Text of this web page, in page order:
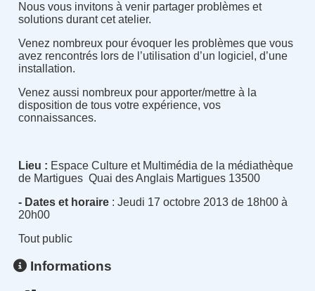
Nous vous invitons à venir partager problèmes et
solutions durant cet atelier.
Venez nombreux pour évoquer les problèmes que vous
avez rencontrés lors de l’utilisation d’un logiciel, d’une
installation.
Venez aussi nombreux pour apporter/mettre à la
disposition de tous votre expérience, vos
connaissances.
Lieu : Espace Culture et Multimédia de la médiathèque
de Martigues Quai des Anglais Martigues 13500
- Dates et horaire: Jeudi 17 octobre 2013 de 18h00 à
20h00
Tout public
Informations